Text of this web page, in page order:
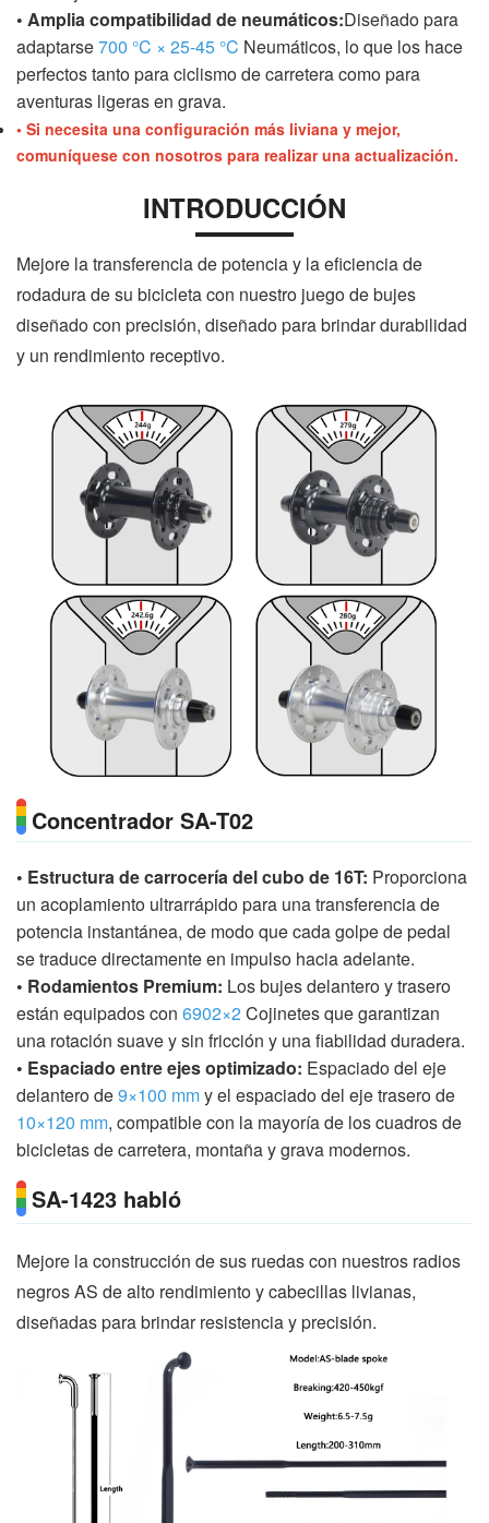
• Amplia compatibilidad de neumáticos:Diseñado para
adaptarse700 °C × 25-45 °C Neumáticos, lo que los hace
perfectos tanto para ciclismo de carretera como para
aventuras ligeras en grava.
• Si necesita una configuración más liviana y mejor,
comuníquese con nosotros para realizar una actualización.
INTRODUCCIÓN
Mejore la transferencia de potencia y la eficiencia de
rodadura de su bicicleta con nuestro juego de bujes
diseñado con precisión, diseñado para brindar durabilidad
y un rendimiento receptivo.
Concentrador SA-T02
• Estructura de carrocería del cubo de 16T: Proporciona
un acoplamiento ultrarrápido para una transferencia de
potencia instantánea, de modo que cada golpe de pedal
se traduce directamente en impulso hacia adelante.
• Rodamientos Premium: Los bujes delantero y trasero
están equipados con 6902×2Cojinetes que garantizan
una rotación suave y sin fricción y una fiabilidad duradera.
• Espaciado entre ejes optimizado: Espaciado del eje
delantero de9×100 mmy el espaciado del eje trasero de
10×120 mm, compatible con la mayoría de los cuadros de
bicicletas de carretera, montaña y grava modernos.
SA-1423 habló
Mejore la construcción de sus ruedas con nuestros radios
negros AS de alto rendimiento y cabecillas livianas,
diseñadas para brindar resistencia y precisión.